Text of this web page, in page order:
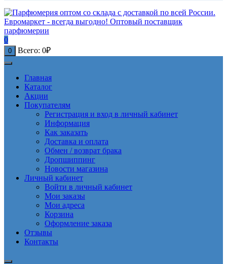
0
0 Всего: 0₽
Главная
Каталог
Акции
Покупателям
Регистрация и вход в личный кабинет
Информация
Как заказать
Доставка и оплата
Обмен / возврат брака
Дропшиппинг
Новости магазина
Личный кабинет
Войти в личный кабинет
Мои заказы
Мои адреса
Корзина
Оформление заказа
Отзывы
Контакты